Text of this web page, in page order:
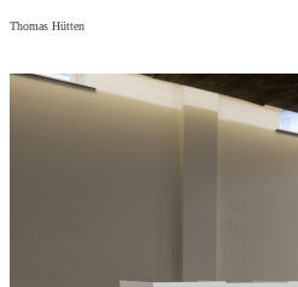
Thomas Hütten